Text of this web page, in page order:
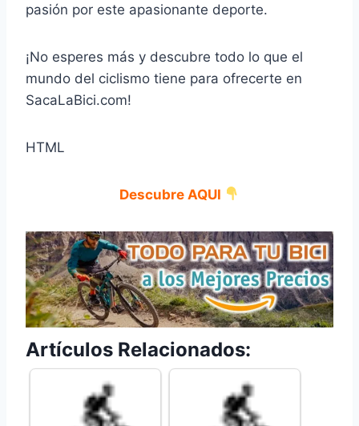
pasión por este apasionante deporte.
¡No esperes más y descubre todo lo que el
mundo del ciclismo tiene para ofrecerte en
SacaLaBici.com!
HTML
Descubre AQUI
Artículos Relacionados: